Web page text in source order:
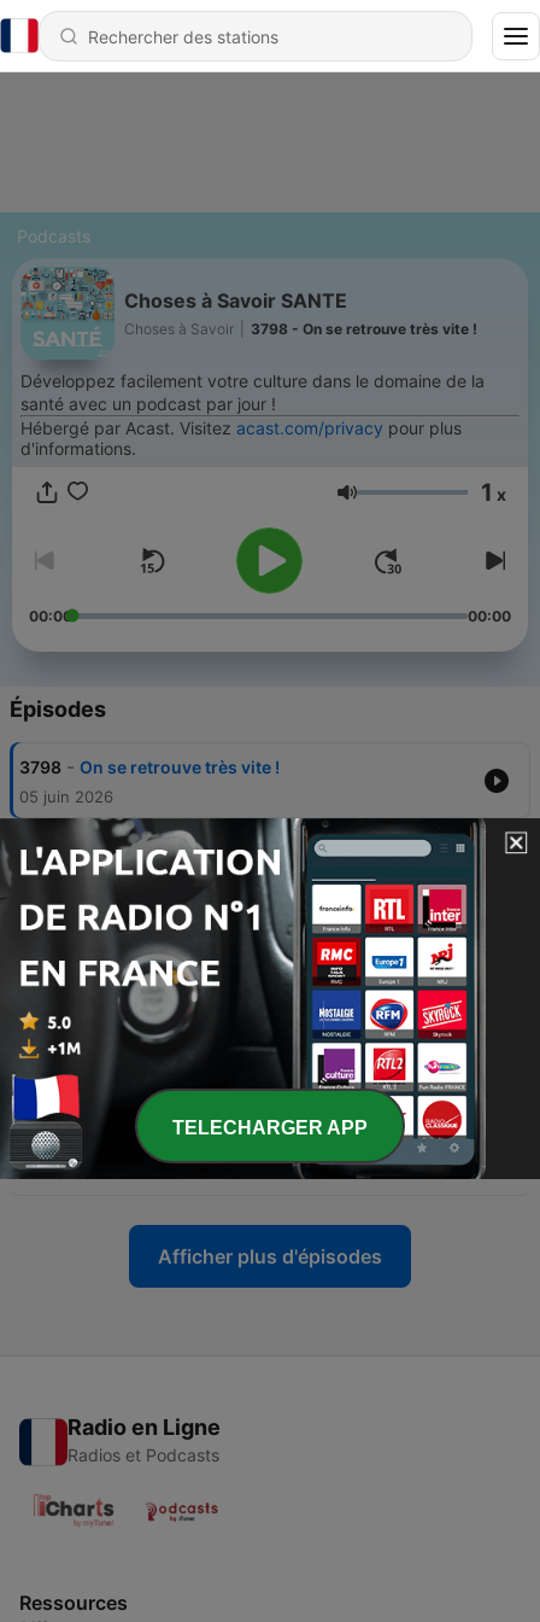
Podcasts
Choses à Savoir SANTE
Choses à Savoir 3798 - On se retrouve très vite !
Développez facilement votre culture dans le domaine de la
santé avec un podcast par jour !
Hébergé par Acast. Visitez acast.com/privacy pour plus
d'informations.
Volume 1 x
00:00 00:00
Épisodes
3798 - On se retrouve très vite !
05 juin 2026
3797 -
Faire bouillir l’eau du robinet suffit-il à éliminer
le chlore ?
Qu'est-ce que le collagène marin et quels sont
ses bienfaits ?
28 mai 2026
3795 -
L’aluminium présent dans certains vaccins est-
il dangereux ?
27 mai 2026
3794 - Qu’est-ce que le "syndrome de l’homme-arbre"
26 mai 2026
Afficher plus d'épisodes
Radio en Ligne
Radios et Podcasts
Ressources
TELECHARGER APP